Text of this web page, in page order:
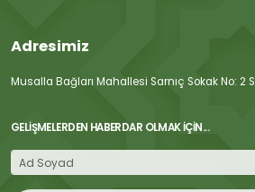
Adresimiz
Musalla Bağları Mahallesi Sarnıç Sokak No:
GELIŞMELERDEN HABERDAR OLMAK İÇIN...